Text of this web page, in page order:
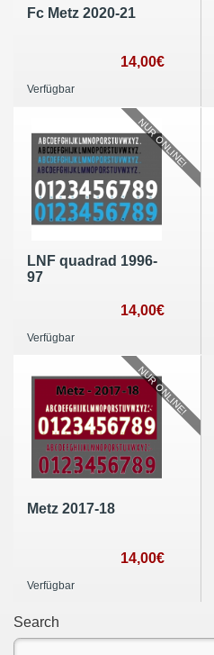
Fc Metz 2020-21
14,00€
Verfügbar
LNF quadrad 1996-
97
14,00€
Verfügbar
NUR ONLINE!
Metz 2017-18
14,00€
Verfügbar
NUR ONLINE!
Search